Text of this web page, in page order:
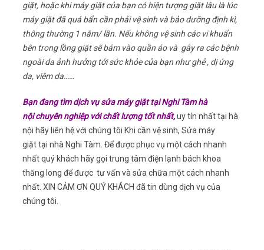
giặt, hoặc khi máy giặt của bạn có hiện tượng giặt lâu là lúc
máy giặt đã quá bẩn cần phải vệ sinh và bảo dưỡng định kì,
thông thường 1 năm/ lần. Nếu không vệ sinh các vi khuẩn
bên trong lồng giặt sẽ bám vào quần áo và gây ra các bệnh
ngoài da ảnh hưởng tới sức khỏe của bạn như ghẻ , dị ứng
da, viêm da……
Bạn đang tìm dịch vụ sửa máy giặt tại Nghi Tàm hà
nội chuyên nghiệp với chất lượng tốt nhất,uy tín nhất tại hà
nội hãy liên hệ với chúng tôi Khi cần vệ sinh, Sửa máy
giặt tại nhà Nghi Tàm. Để được phục vụ một cách nhanh
nhất quý khách hãy gọi trung tâm điện lạnh bách khoa
thăng long để được tư vấn và sửa chữa một cách nhanh
nhất. XIN CẢM ƠN QUÝ KHÁCH đã tin dùng dịch vụ của
chúng tôi.